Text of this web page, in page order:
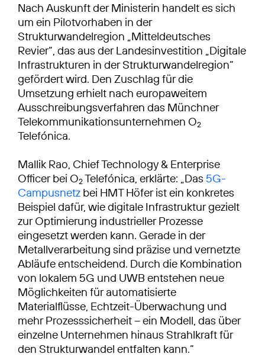
Nach Auskunft der Ministerin handelt es sich
um ein Pilotvorhaben in der
Strukturwandelregion „Mitteldeutsches
Revier“, das aus der Landesinvestition „Digitale
Infrastrukturen in der Strukturwandelregion“
gefördert wird. Den Zuschlag für die
Umsetzung erhielt nach europaweitem
Ausschreibungsverfahren das Münchner
Telekommunikationsunternehmen O2
Telefónica.
Mallik Rao, Chief Technology & Enterprise
Officer bei O2Telefónica, erklärte: „Das 5G-
Campusnetz bei HMT Höfer ist ein konkretes
Beispiel dafür, wie digitale Infrastruktur gezielt
zur Optimierung industrieller Prozesse
eingesetzt werden kann. Gerade in der
Metallverarbeitung sind präzise und vernetzte
Abläufe entscheidend. Durch die Kombination
von lokalem 5G und UWB entstehen neue
Möglichkeiten für automatisierte
Materialflüsse, Echtzeit-Überwachung und
mehr Prozesssicherheit – ein Modell, das über
einzelne Unternehmen hinaus Strahlkraft für
den Strukturwandel entfalten kann.“